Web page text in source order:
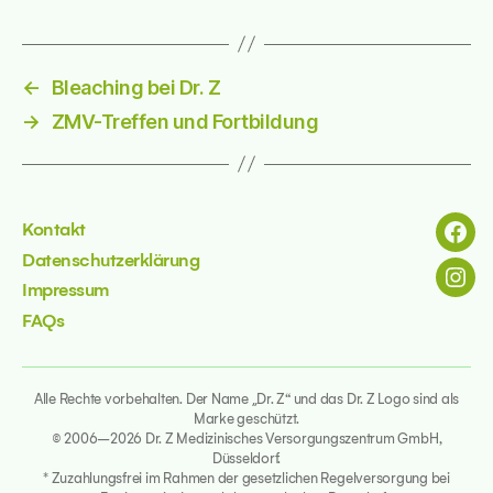
←
Bleaching bei Dr. Z
→
ZMV-Treffen und Fortbildung
Kontakt
Datenschutzerklärung
Impressum
FAQs
Alle Rechte vorbehalten. Der Name „Dr. Z“ und das Dr. Z Logo sind als
Marke geschützt.
© 2006–2026 Dr. Z Medizinisches Versorgungszentrum GmbH,
Düsseldorf.
* Zuzahlungsfrei im Rahmen der gesetzlichen Regelversorgung bei
7-11 - 24103 Kiel